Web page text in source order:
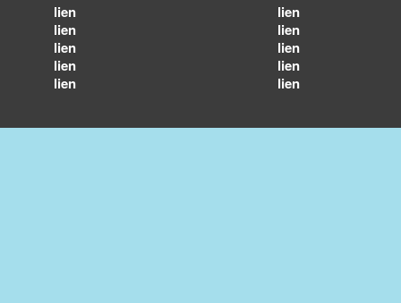
lien
lien
lien
lien
lien
lien
lien
lien
lien
lien